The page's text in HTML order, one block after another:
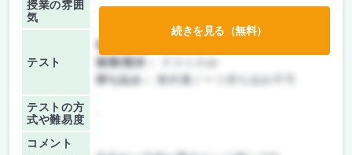
授業の雰囲
気
テスト
前期/中間：
後期/期末：
持ち込み：
教科書ノート持ち込み不可
テストの方
式や難易度
コメント
続きを見る（無料）